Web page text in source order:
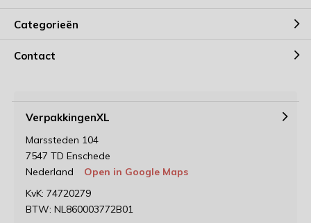
Categorieën
Contact
VerpakkingenXL
Marssteden 104
7547 TD Enschede
Nederland
Open in Google Maps
KvK: 74720279
BTW: NL860003772B01